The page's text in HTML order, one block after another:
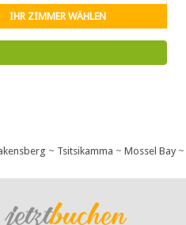
Enselbergs und des
IHR ZIMMER WÄHLEN
~ Tsitsikamma ~ Mossel Bay~